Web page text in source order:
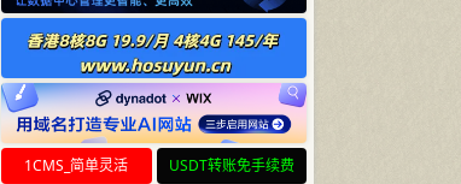
fwfw.net yidaosu.com 9.wales
1CMS_简单灵活
USDT转账免手续费